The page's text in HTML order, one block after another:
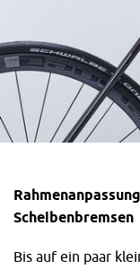
Scheibenbremsen
Bis auf ein paar